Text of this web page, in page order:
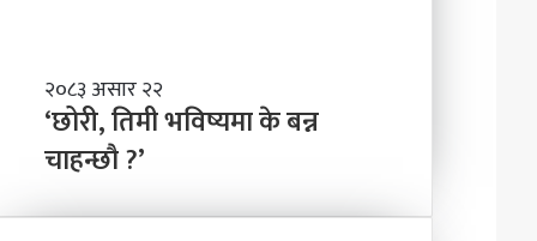
दे
श
मा
न
ने
‘
छो
री
,
मी
२०८३ असार २२
‘छोरी, तिमी भविष्यमा के बन्न
चाहन्छौ ?’